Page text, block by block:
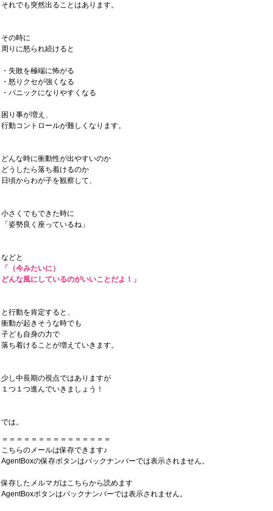
それでも突然出ることはあります。
その時に
周りに怒られ続けると
・失敗を極端に怖がる
・怒りクセが強くなる
・パニックになりやすくなる
困り事が増え、
行動コントロールが難しくなります。
どんな時に衝動性が出やすいのか
どうしたら落ち着けるのか
日頃からわが子を観察して、
小さくでもできた時に
「姿勢良く座っているね」
などと
「（今みたいに）
どんな風にしているのがいいことだよ！」
と行動を肯定すると、
衝動が起きそうな時でも
子ども自身の力で
落ち着けることが増えていきます。
少し中長期の視点ではありますが
１つ１つ進んでいきましょう！
では。
＝＝＝＝＝＝＝＝＝＝＝＝＝＝＝
こちらのメールは保存できます♪
AgentBoxの保存ボタンはバックナンバーでは表示されません。
保存したメルマガはこちらから読めます
AgentBoxボタンはバックナンバーでは表示されません。